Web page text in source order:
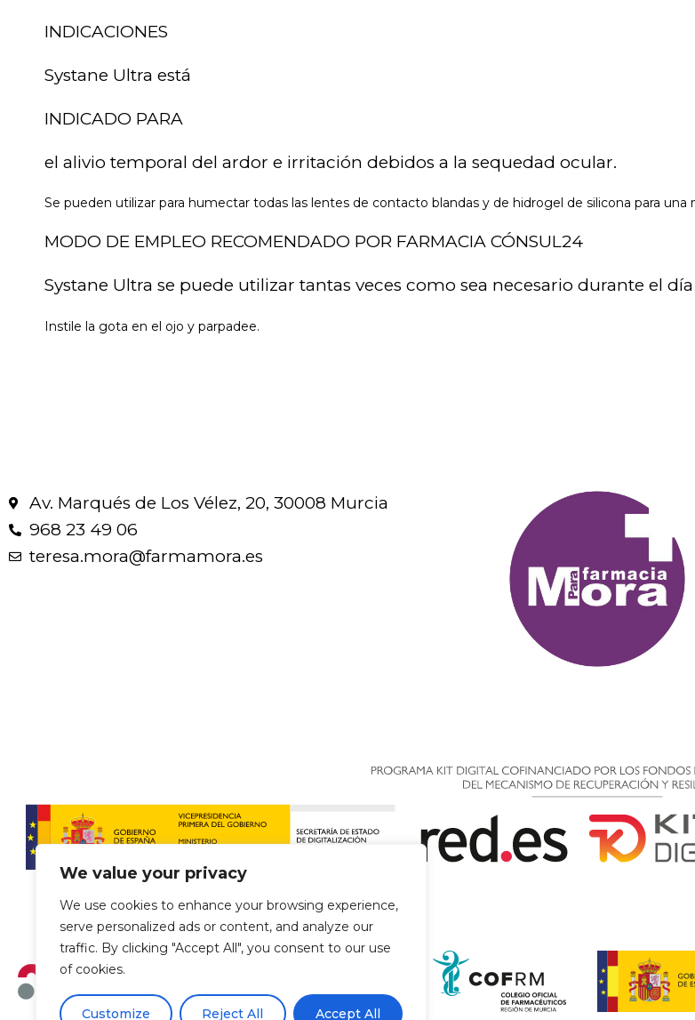
We value your privacy
We use cookies to enhance your browsing experience,
serve personalized ads or content, and analyze our
traffic. By clicking "Accept All", you consent to our use
of cookies.
Customize Reject All Accept All
INDICACIONES
Systane Ultra está
INDICADO PARA
el alivio temporal del ardor e irritación debidos a la sequedad ocular.
Se pueden utilizar para humectar todas las lentes de contacto blandas y de hidrogel de silicona para
MODO DE EMPLEO RECOMENDADO POR FARMACIA CÓNSUL24
Systane Ultra se puede utilizar tantas veces como sea necesario durante el
Instile la gota en el ojo y parpadee.
Av. Marqués de Los Vélez, 20, 30008 Murcia
968 23 49 06
teresa.mora@farmamora.es